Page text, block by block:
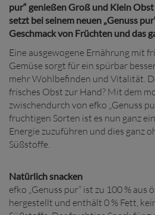
pur“ genießen Groß und Klein
setzt bei seinem neuen „Genuss
Geschmack von Früchten und das
Eine ausgewogene Ernährung mit
Gemüse sorgt für ein spürbar
mehr Wohlbefinden und Vitalität.
frisches Obst zur Hand? Mit dem
zwischendurch von efko „Genuss
fruchtigen Sorten ist es nun ganz
Energie zuzuführen und dies ganz
Süßstoffe.
Natürlich snacken
efko „Genuss pur“ ist zu 100 % aus
hergestellt und enthält 0 % Fett,